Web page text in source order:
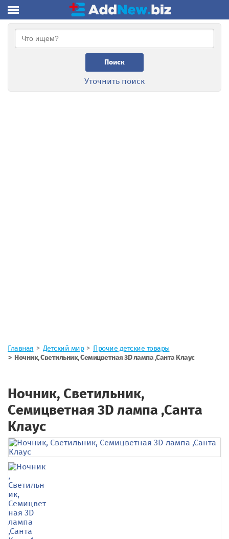
Поиск
Уточнить поиск
Главная Детский мир
Прочие детские товары
Ночник, Светильник, Семицветная 3D лампа ,Санта Клаус
Ночник, Светильник,
Семицветная 3D лампа ,Санта
Клаус